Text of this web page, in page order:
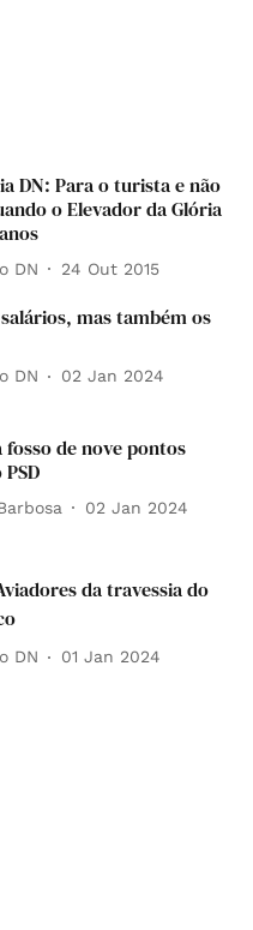
DN: Para o turista e não
o Elevador da Glória
DN 24 Out 2015
mas também os
DN 02 Jan 2024
fosso de nove pontos
02 Jan 2024
da travessia do
DN 01 Jan 2024